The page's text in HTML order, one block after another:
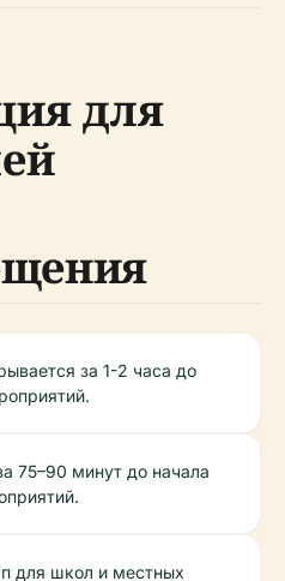
для
за 1-2 часа до
75–90 минут до начала
для школ и местных